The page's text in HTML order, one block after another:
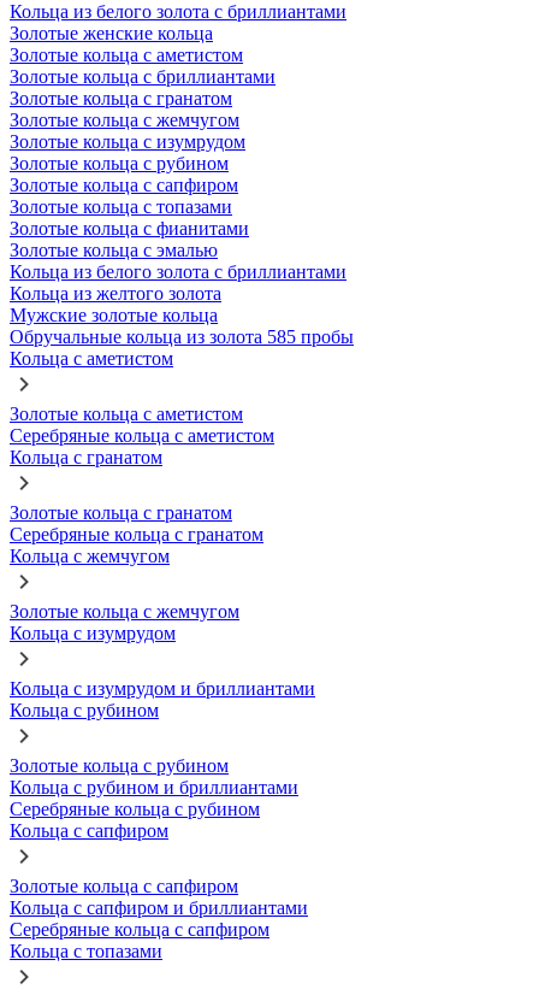
Кольца из белого золота с бриллиантами
Золотые женские кольца
Золотые кольца с аметистом
Золотые кольца с бриллиантами
Золотые кольца с гранатом
Золотые кольца с жемчугом
Золотые кольца с изумрудом
Золотые кольца с рубином
Золотые кольца с сапфиром
Золотые кольца с топазами
Золотые кольца с фианитами
Золотые кольца с эмалью
Кольца из белого золота с бриллиантами
Кольца из желтого золота
Мужские золотые кольца
Обручальные кольца из золота 585 пробы
Кольца с аметистом
Золотые кольца с аметистом
Серебряные кольца с аметистом
Кольца с гранатом
Золотые кольца с гранатом
Серебряные кольца с гранатом
Кольца с жемчугом
Золотые кольца с жемчугом
Кольца с изумрудом
Кольца с изумрудом и бриллиантами
Кольца с рубином
Золотые кольца с рубином
Кольца с рубином и бриллиантами
Серебряные кольца с рубином
Кольца с сапфиром
Золотые кольца с сапфиром
Кольца с сапфиром и бриллиантами
Серебряные кольца с сапфиром
Кольца с топазами